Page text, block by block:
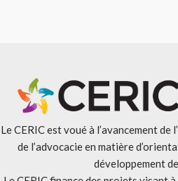
Le CERIC est voué à l’avancement de
de l’advocacie en matière
développement